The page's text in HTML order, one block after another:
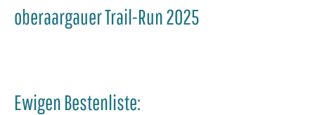
oberaargauer Trail-Run 2025
Ewigen Bestenliste: